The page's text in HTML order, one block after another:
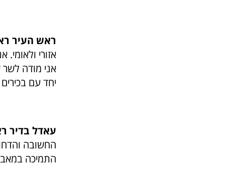
ראש העיר
אזורי
אני מודה
יחד עם
עאדל בדיר
החשובה
התמיכה